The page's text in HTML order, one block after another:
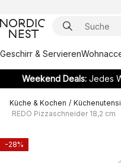
Geschirr & Servieren
Weekend Deals:Jedes
Küche & Kochen /
REDO Pizzaschneider 18,2 cm
-28%